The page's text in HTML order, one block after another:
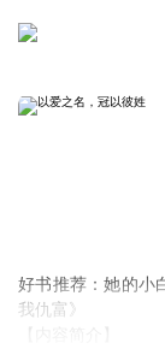
好书推荐：她的小
我仇富》